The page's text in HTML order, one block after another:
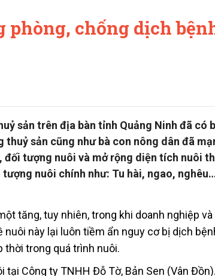
phòng, chống dịch
sản trên địa bàn tỉnh Quảng Ninh đã có
sản cũng như bà con nông dân đã
tượng nuôi và mở rộng diện tích nuôi
nuôi chính như: Tu hài, ngao,
tăng, tuy nhiên, trong khi doanh nghiệp
này lại luôn tiềm ẩn nguy cơ bị dịch
thời trong quá trình nuôi.